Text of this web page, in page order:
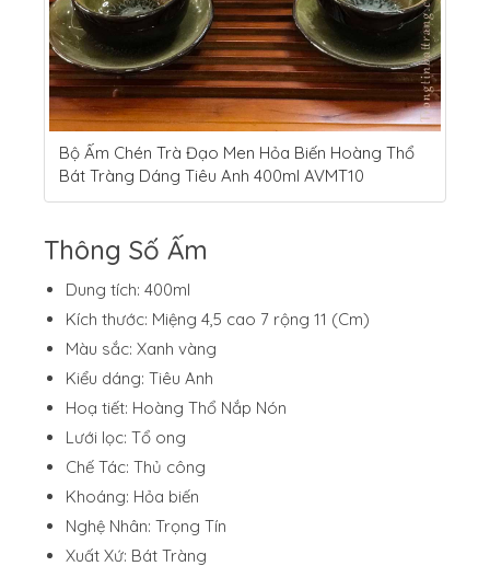
Bộ Ấm Chén Trà Đạo Men Hỏa Biến Hoàng Thổ
Bát Tràng Dáng Tiêu Anh 400ml AVMT10
Thông Số Ấm
Dung tích: 400ml
Kích thước: Miệng 4,5 cao 7 rộng 11 (Cm)
Màu sắc: Xanh vàng
Kiểu dáng: Tiêu Anh
Hoạ tiết: Hoàng Thổ Nắp Nón
Lưới lọc: Tổ ong
Chế Tác: Thủ công
Khoáng: Hỏa biến
Nghệ Nhân: Trọng Tín
Xuất Xứ: Bát Tràng